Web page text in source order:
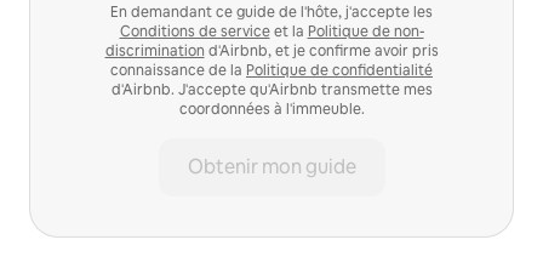
En demandant ce guide de l'hôte, j'accepte les
Conditions de serviceet la Politique de non-
discrimination d'Airbnb, et je confirme avoir pris
connaissance de la Politique de confidentialité
d'Airbnb. J'accepte qu'Airbnb transmette mes
coordonnées à l'immeuble.
Obtenir mon guide